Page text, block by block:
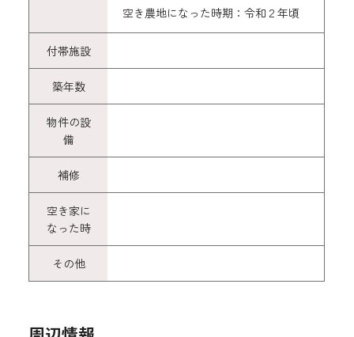
空き農地になった時期：令和２年頃
付帯施設
築年数
物件の設
備
補修
空き家に
なった時
その他